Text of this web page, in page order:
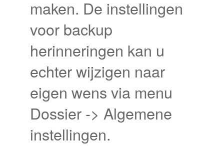
maken. De instellingen
voor backup
herinneringen kan u
echter wijzigen naar
eigen wens via menu
Dossier -> Algemene
instellingen.